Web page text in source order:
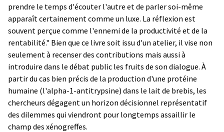
prendre le temps d'écouter l'autre et de parler soi-même
apparaît certainement comme un luxe. La réflexion est
souvent perçue comme l'ennemi de la productivité et de la
rentabilité." Bien que ce livre soit issu d'un atelier, il vise non
seulement à recenser des contributions mais aussi à
introduire dans le débat public les fruits de son dialogue. À
partir du cas bien précis de la production d'une protéine
humaine (l'alpha-1-antitrypsine) dans le lait de brebis, les
chercheurs dégagent un horizon décisionnel représentatif
des dilemmes qui viendront pour longtemps assaillir le
champ des xénogreffes.